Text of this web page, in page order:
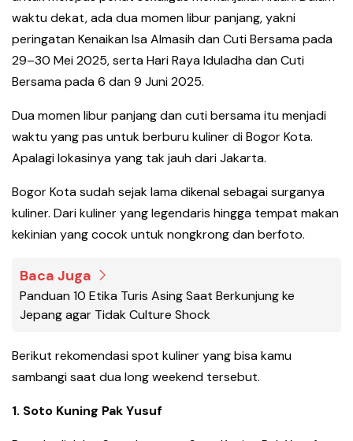
waktu dekat, ada dua momen libur panjang, yakni
peringatan Kenaikan Isa Almasih dan Cuti Bersama pada
29–30 Mei 2025, serta Hari Raya Iduladha dan Cuti
Bersama pada 6 dan 9 Juni 2025.
Dua momen libur panjang dan cuti bersama itu menjadi
waktu yang pas untuk berburu kuliner di Bogor Kota.
Apalagi lokasinya yang tak jauh dari Jakarta.
Bogor Kota sudah sejak lama dikenal sebagai surganya
kuliner. Dari kuliner yang legendaris hingga tempat makan
kekinian yang cocok untuk nongkrong dan berfoto.
Baca Juga
Panduan 10 Etika Turis Asing Saat Berkunjung ke
Jepang agar Tidak Culture Shock
Berikut rekomendasi spot kuliner yang bisa kamu
sambangi saat dua long weekend tersebut.
1.⁠ ⁠Soto Kuning Pak Yusuf